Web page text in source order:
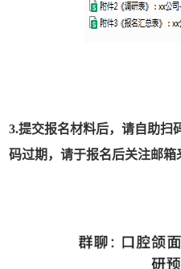
3.提交报名材料后，请自助扫
码过期，请于报名后关注邮箱